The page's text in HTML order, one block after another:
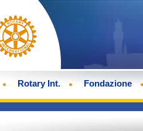
Rotary Int. Fondazione